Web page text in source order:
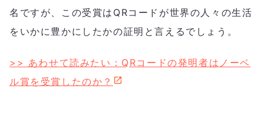
名ですが、この受賞はQRコードが世界の人々の生活
をいかに豊かにしたかの証明と言えるでしょう。
>> あわせて読みたい：QRコードの発明者はノーベ
ル賞を受賞したのか？